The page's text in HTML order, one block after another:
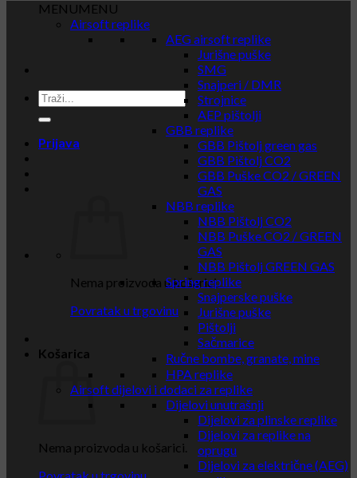
Prijava
Nema proizvoda u košarici.
Povratak u trgovinu
Košarica
Nema proizvoda u košarici.
MENUMENU
Airsoft replike
AEG airsoft replike
Jurišne puške
SMG
Snajperi / DMR
Strojnice
AEP pištolji
GBB replike
GBB Pištolj green gas
GBB Pištolj CO2
GBB Puške CO2 / GREEN
GAS
NBB replike
NBB Pištolj CO2
NBB Puške CO2 / GREEN
GAS
NBB Pištolj GREEN GAS
Spring replike
Snajperske puške
Jurišne puške
Pištolji
Sačmarice
Ručne bombe, granate, mine
HPA replike
Airsoft dijelovi i dodaci za replike
Dijelovi unutrašnji
Dijelovi za plinske replike
Dijelovi za replike na
oprugu
Dijelovi za električne (AEG)